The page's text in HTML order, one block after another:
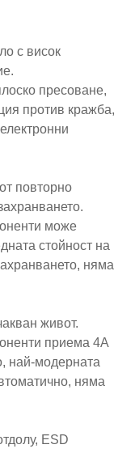
с висок
пресоване,
против кражба,
повторно
може
стойност на
няма
живот.
приема 4A
най-модерната
няма
ESD